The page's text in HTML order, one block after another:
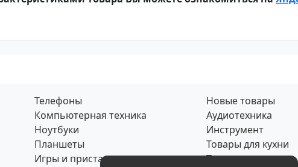
Телефоны
Компьютерная техника
Ноутбуки
Планшеты
Игры и приставки
Новые товары
Аудиотехника
Инструмент
Товары для кухни
Товары для дома